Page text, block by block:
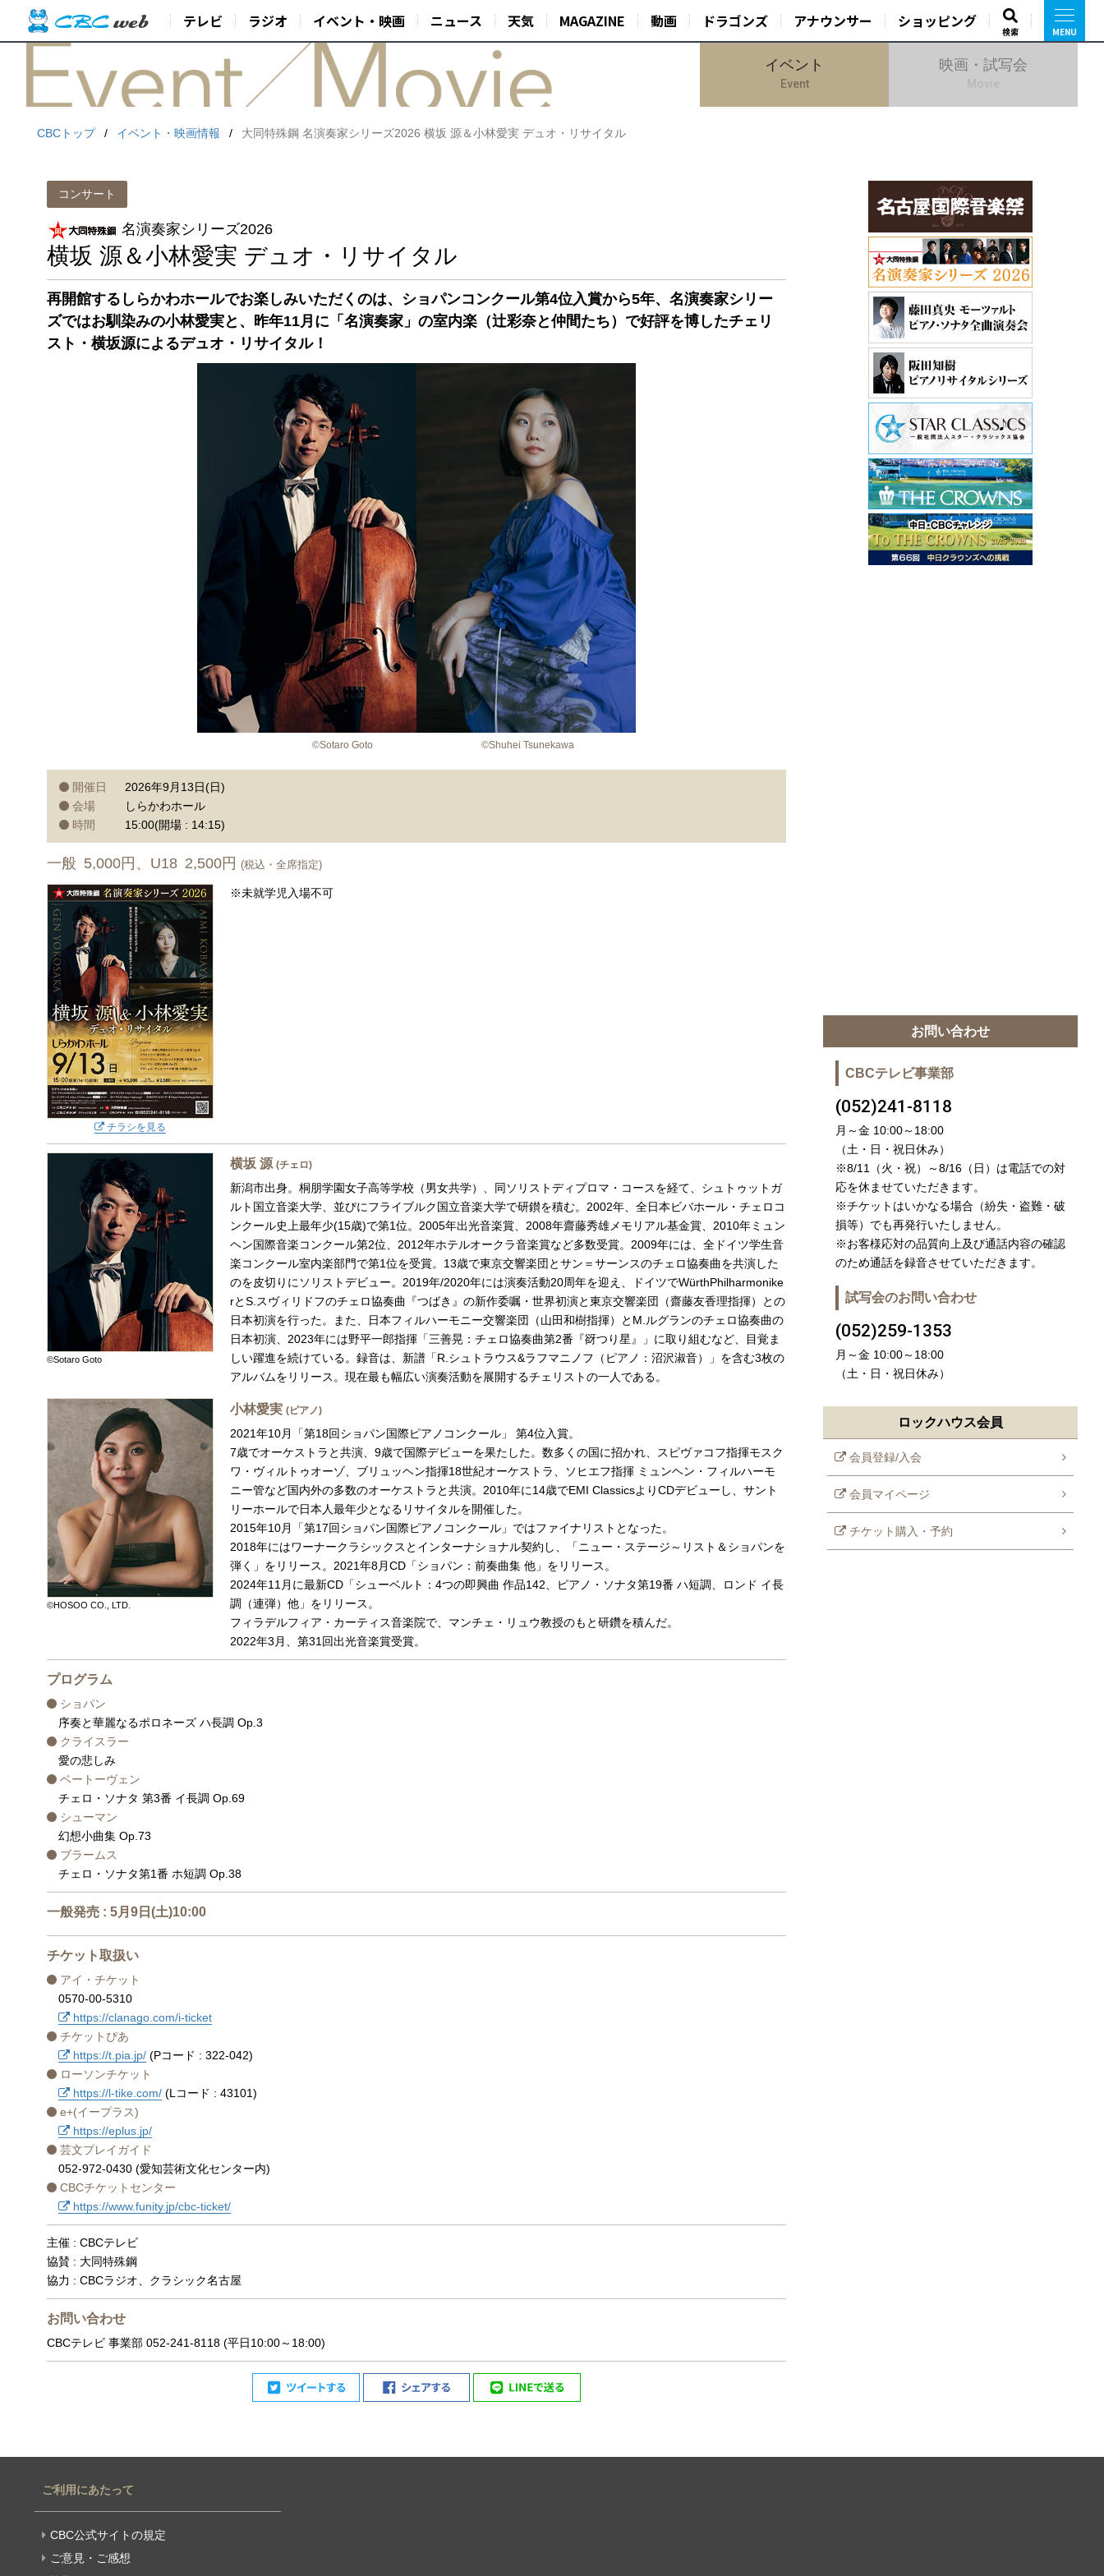
テレビ ラジオ イベント・映画 ニュース 天気 MAGAZINE 動画 ドラゴンズ アナウンサー ショッピング
検索
イベント
Event
映画・試写会
CBCトップ イベント・映画情報 大同特殊鋼 名演奏家シリーズ2026 横坂 源＆小林愛実 デュオ・リサイタル
コンサート
名演奏家シリーズ2026
横坂 源＆小林愛実 デュオ・リサイタル
再開館するしらかわホールでお楽しみいただくのは、ショパンコンクール第4位入賞から5年、名演奏家シリー
ズではお馴染みの小林愛実と、昨年11月に「名演奏家」の室内楽（辻彩奈と仲間たち）で好評を博したチェリ
スト・横坂源によるデュオ・リサイタル！
©Sotaro Goto ©Shuhei Tsunekawa
開催日
2026年9月13日(日)
会場
しらかわホール
時間
15:00(開場 : 14:15)
一般 5,000円、U18 2,500円 (税込・全席指定)
チラシを見る
※未就学児入場不可
©Sotaro Goto
横坂 源 (チェロ)
新潟市出身。桐朋学園女子高等学校（男女共学）、同ソリストディプロマ・コースを経て、シュトゥットガ
ルト国立音楽大学、並びにフライブルク国立音楽大学で研鑚を積む。2002年、全日本ビバホール・チェロコ
ンクール史上最年少(15歳)で第1位。2005年出光音楽賞、2008年齋藤秀雄メモリアル基金賞、2010年ミュン
ヘン国際音楽コンクール第2位、2012年ホテルオークラ音楽賞など多数受賞。2009年には、全ドイツ学生音
楽コンクール室内楽部門で第1位を受賞。13歳で東京交響楽団とサン＝サーンスのチェロ協奏曲を共演した
のを皮切りにソリストデビュー。2019年/2020年には演奏活動20周年を迎え、ドイツでWürthPhilharmonike
rとS.スヴィリドフのチェロ協奏曲『つばき』の新作委嘱・世界初演と東京交響楽団（齋藤友香理指揮）との
日本初演を行った。また、日本フィルハーモニー交響楽団（山田和樹指揮）とM.ルグランのチェロ協奏曲の
日本初演、2023年には野平一郎指揮「三善晃：チェロ協奏曲第2番『谺つり星』」に取り組むなど、目覚ま
しい躍進を続けている。録音は、新譜「R.シュトラウス&ラフマニノフ（ピアノ：沼沢淑音）」を含む3枚の
アルバムをリリース。現在最も幅広い演奏活動を展開するチェリストの一人である。
©HOSOO CO., LTD.
小林愛実 (ピアノ)
2021年10月「第18回ショパン国際ピアノコンクール」 第4位入賞。
7歳でオーケストラと共演、9歳で国際デビューを果たした。数多くの国に招かれ、スピヴァコフ指揮モスク
ワ・ヴィルトゥオーゾ、ブリュッヘン指揮18世紀オーケストラ、ソヒエフ指揮 ミュンヘン・フィルハーモ
ニー管など国内外の多数のオーケストラと共演。2010年に14歳でEMI ClassicsよりCDデビューし、サント
リーホールで日本人最年少となるリサイタルを開催した。
2015年10月「第17回ショパン国際ピアノコンクール」ではファイナリストとなった。
2018年にはワーナークラシックスとインターナショナル契約し、「ニュー・ステージ～リスト＆ショパンを
弾く」をリリース。2021年8月CD「ショパン：前奏曲集 他」をリリース。
2024年11月に最新CD「シューベルト：4つの即興曲 作品142、ピアノ・ソナタ第19番 ハ短調、ロンド イ長
調（連弾）他」をリリース。
フィラデルフィア・カーティス音楽院で、マンチェ・リュウ教授のもと研鑽を積んだ。
2022年3月、第31回出光音楽賞受賞。
プログラム
ショパン
序奏と華麗なるポロネーズ ハ長調 Op.3
クライスラー
愛の悲しみ
ベートーヴェン
チェロ・ソナタ 第3番 イ長調 Op.69
シューマン
幻想小曲集 Op.73
ブラームス
チェロ・ソナタ第1番 ホ短調 Op.38
一般発売 : 5月9日(土)10:00
チケット取扱い
アイ・チケット
0570-00-5310
https://clanago.com/i-ticket
チケットぴあ
https://t.pia.jp/ (Pコード : 322-042)
ローソンチケット
https://l-tike.com/ (Lコード : 43101)
e+(イープラス)
https://eplus.jp/
芸文プレイガイド
052-972-0430 (愛知芸術文化センター内)
CBCチケットセンター
https://www.funity.jp/cbc-ticket/
主催 : CBCテレビ
協賛 : 大同特殊鋼
協力 : CBCラジオ、クラシック名古屋
お問い合わせ
CBCテレビ 事業部 052-241-8118 (平日10:00～18:00)
お問い合わせ
CBCテレビ事業部
(052)241-8118
月～金 10:00～18:00
（土・日・祝日休み）
※8/11（火・祝）～8/16（日）は電話での対
応を休ませていただきます。
※チケットはいかなる場合（紛失・盗難・破
損等）でも再発行いたしません。
※お客様応対の品質向上及び通話内容の確認
のため通話を録音させていただきます。
試写会のお問い合わせ
(052)259-1353
月～金 10:00～18:00
（土・日・祝日休み）
ロックハウス会員
会員登録/入会
会員マイページ
チケット購入・予約
ご利用にあたって
CBC公式サイトの規定
ご意見・ご感想